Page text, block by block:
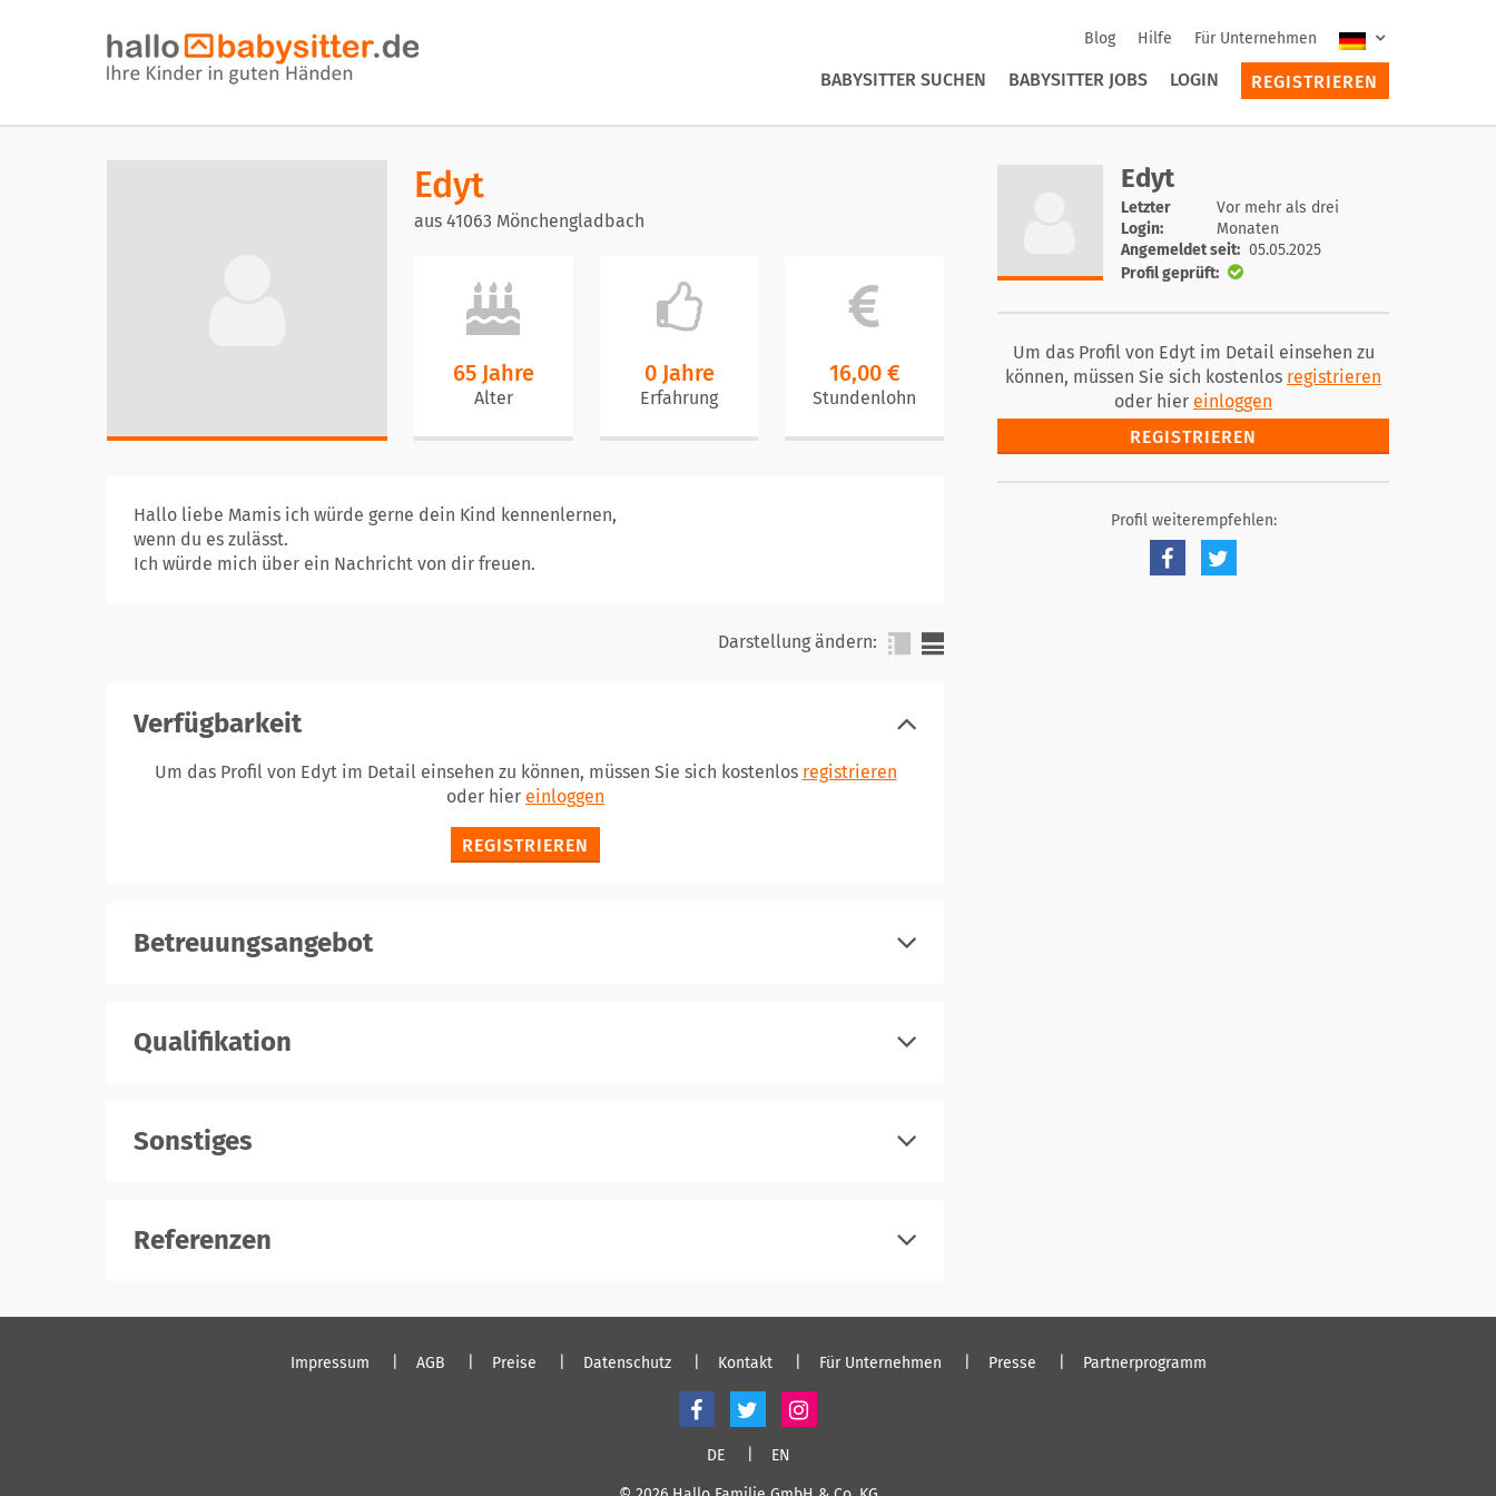
Blog Hilfe Für Unternehmen
BABYSITTER SUCHEN BABYSITTER JOBS LOGIN REGISTRIEREN
Edyt
aus 41063 Mönchengladbach
65 Jahre
Alter
0 Jahre
Erfahrung
16,00 €
Stundenlohn
Hallo liebe Mamis ich würde gerne dein Kind kennenlernen,
wenn du es zulässt.
Ich würde mich über ein Nachricht von dir freuen.
Darstellung ändern:
Verfügbarkeit
Um das Profil von Edyt im Detail einsehen zu können, müssen Sie sich kostenlos registrieren
oder hier einloggen
REGISTRIEREN
Betreuungsangebot
Qualifikation
Sonstiges
Referenzen
einloggen
Edyt
Letzter
Login:
Vor mehr als drei
Monaten
Angemeldet seit: 05.05.2025
Profil geprüft:
Um das Profil von Edyt im Detail einsehen zu
können, müssen Sie sich kostenlos registrieren
oder hier einloggen
REGISTRIEREN
Profil weiterempfehlen:
Impressum AGB Preise Datenschutz Kontakt Für Unternehmen Presse Partnerprogramm
DE EN